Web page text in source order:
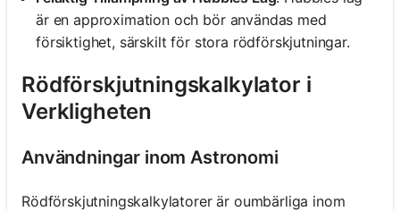
är en approximation och bör användas med
försiktighet, särskilt för stora rödförskjutningar.
Rödförskjutningskalkylator i
Verkligheten
Användningar inom Astronomi
Rödförskjutningskalkylatorer är oumbärliga inom